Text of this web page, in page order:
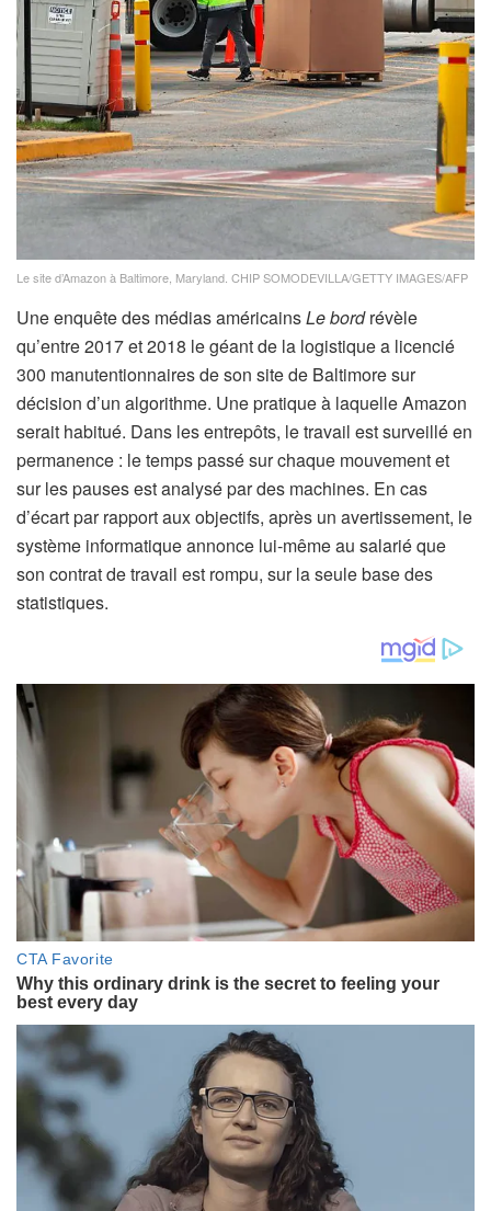
Le site d’Amazon à Baltimore, Maryland. CHIP SOMODEVILLA/GETTY IMAGES/AFP
Une enquête des médias américainsLe bordrévèle
qu’entre 2017 et 2018 le géant de la logistique a licencié
300 manutentionnaires de son site de Baltimore sur
décision d’un algorithme. Une pratique à laquelle Amazon
serait habitué. Dans les entrepôts, le travail est surveillé en
permanence : le temps passé sur chaque mouvement et
sur les pauses est analysé par des machines. En cas
d’écart par rapport aux objectifs, après un avertissement, le
système informatique annonce lui-même au salarié que
son contrat de travail est rompu, sur la seule base des
statistiques.